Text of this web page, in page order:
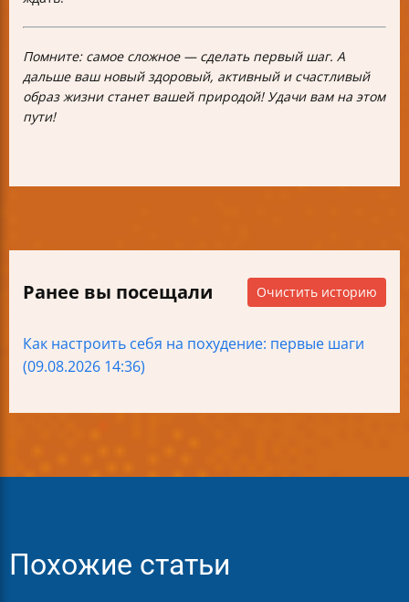
Помните: самое сложное — сделать первый шаг. А
дальше ваш новый здоровый, активный и счастливый
образ жизни станет вашей природой! Удачи вам на этом
пути!
Ранее вы посещали Очистить историю
Как настроить себя на похудение: первые шаги
(09.08.2026 14:36)
Похожие статьи